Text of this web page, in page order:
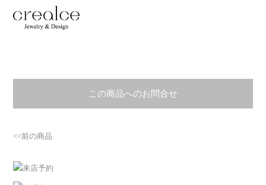
この商品へのお問合せ
<<前の商品